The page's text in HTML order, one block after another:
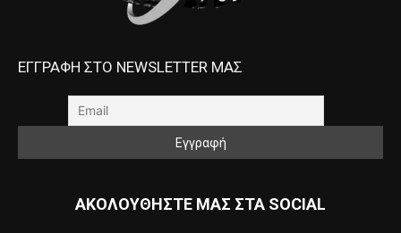
ΕΓΓΡΑΦΗ ΣΤΟ NEWSLETTER ΜΑΣ
ΑΚΟΛΟΥΘΗΣΤΕ ΜΑΣ ΣΤΑ SOCIAL